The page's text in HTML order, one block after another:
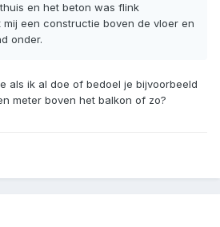
en het beton was flink
een constructie boven de vloer en
onder.
als ik al doe of bedoel je bijvoorbeeld
meter boven het balkon of zo?